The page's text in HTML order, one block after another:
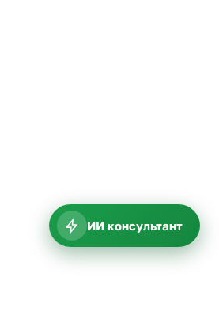
ИИ консультант